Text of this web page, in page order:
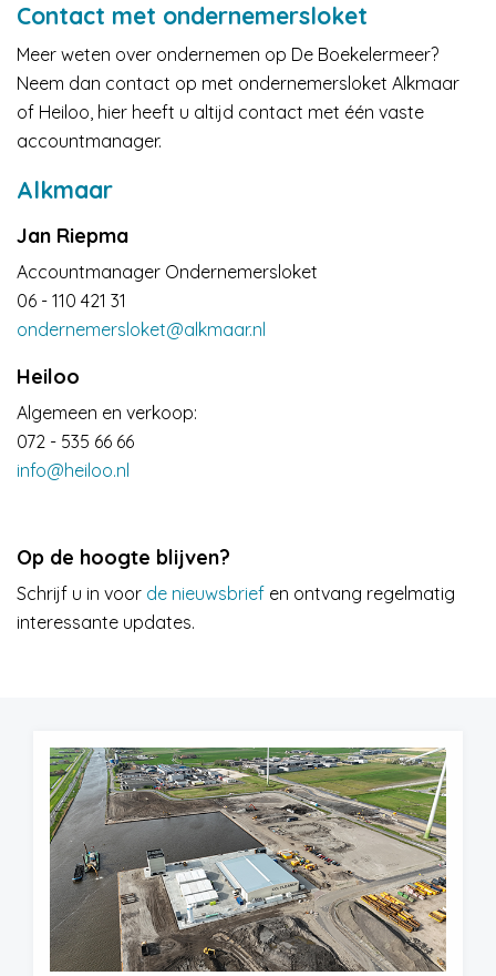
Contact met ondernemersloket
Meer weten over ondernemen op De Boekelermeer?
Neem dan contact op met ondernemersloket Alkmaar
of Heiloo, hier heeft u altijd contact met één vaste
accountmanager.
Alkmaar
Jan Riepma
Accountmanager Ondernemersloket
06 - 110 421 31
ondernemersloket@alkmaar.nl
Heiloo
Algemeen en verkoop:
072 - 535 66 66
info@heiloo.nl
Op de hoogte blijven?
Schrijf u in voor de nieuwsbrief en ontvang regelmatig
interessante updates.